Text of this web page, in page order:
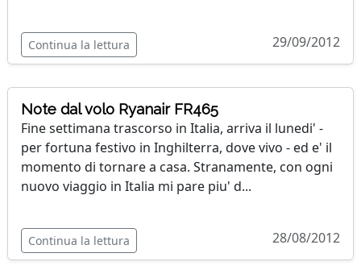
Continua la lettura 29/09/2012
Note dal volo Ryanair FR465
Fine settimana trascorso in Italia, arriva il lunedi' -
per fortuna festivo in Inghilterra, dove vivo - ed e' il
momento di tornare a casa. Stranamente, con ogni
nuovo viaggio in Italia mi pare piu' d...
Continua la lettura 28/08/2012